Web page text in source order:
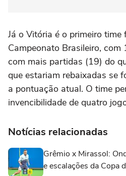
Já o Vitória é o primeiro
Campeonato Brasileiro,
com mais partidas (19) do
que estariam rebaixadas se
a pontuação atual. O time
invencibilidade de quatro
Notícias relacionadas
Grêmio x Mirassol:
e escalações da Copa